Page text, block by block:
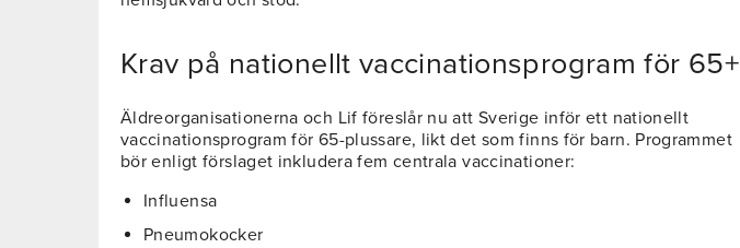
Krav på nationellt vaccinationsprogram för 65+
Äldreorganisationerna och Lif föreslår nu att Sverige inför ett nationellt
vaccinationsprogram för 65-plussare, likt det som finns för barn. Programmet
bör enligt förslaget inkludera fem centrala vaccinationer:
Influensa
Pneumokocker